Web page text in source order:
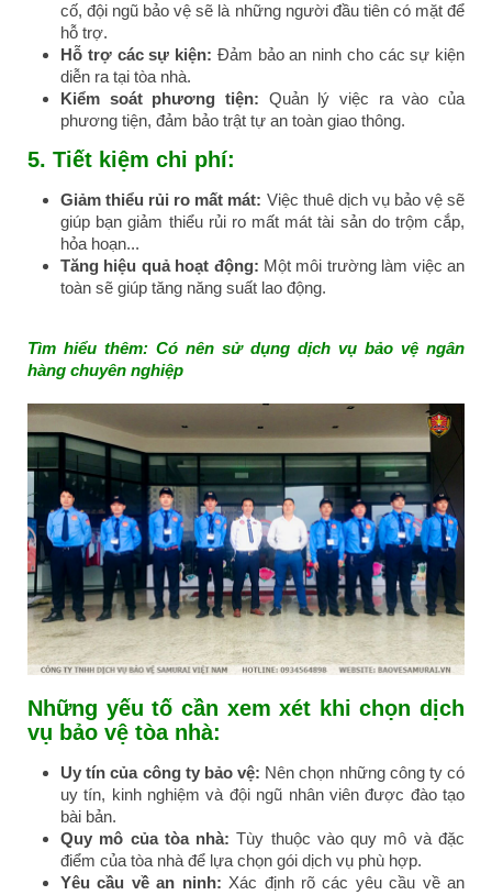
cố, đội ngũ bảo vệ sẽ là những người đầu tiên có mặt để
hỗ trợ.
Hỗ trợ các sự kiện: Đảm bảo an ninh cho các sự kiện
diễn ra tại tòa nhà.
Kiểm soát phương tiện: Quản lý việc ra vào của
phương tiện, đảm bảo trật tự an toàn giao thông.
5. Tiết kiệm chi phí:
Giảm thiểu rủi ro mất mát: Việc thuê dịch vụ bảo vệ sẽ
giúp bạn giảm thiểu rủi ro mất mát tài sản do trộm cắp,
hỏa hoạn...
Tăng hiệu quả hoạt động: Một môi trường làm việc an
toàn sẽ giúp tăng năng suất lao động.
Tìm hiểu thêm: Có nên sử dụng dịch vụ bảo vệ ngân
hàng chuyên nghiệp
Những yếu tố cần xem xét khi chọn dịch
vụ bảo vệ tòa nhà:
Uy tín của công ty bảo vệ: Nên chọn những công ty có
uy tín, kinh nghiệm và đội ngũ nhân viên được đào tạo
bài bản.
Quy mô của tòa nhà: Tùy thuộc vào quy mô và đặc
điểm của tòa nhà để lựa chọn gói dịch vụ phù hợp.
Yêu cầu về an ninh: Xác định rõ các yêu cầu về an